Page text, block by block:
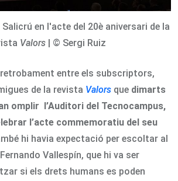
en l'acte del 20è aniversari de la
Valors | © Sergi Ruiz
retrobament entre els subscriptors,
de la revista Valors que dimarts
omplir l’Auditori del Tecnocampus,
l’acte commemoratiu del seu
hi havia expectació per escoltar al
Vallespín, que hi va ser
si els drets humans es poden